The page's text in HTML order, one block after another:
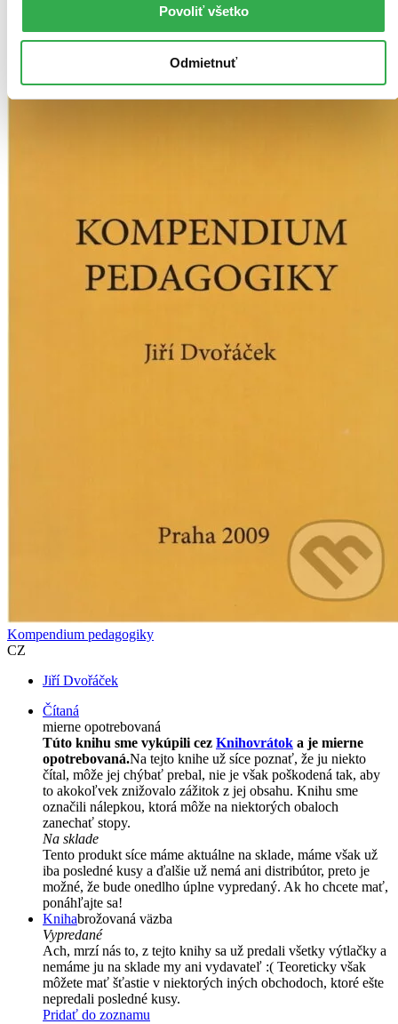
Povoliť všetko
Odmietnuť
nemáme ju na sklade my ani vydavateľ :( Teoreticky však
nepredali posledné kusy.
Kompendium pedagogiky
CZ
Jiří Dvořáček
Čítaná
mierne opotrebovaná
Túto knihu sme vykúpili cez Knihovrátok a je mierne
opotrebovaná.Na tejto knihe už síce poznať, že ju niekto
čítal, môže jej chýbať prebal, nie je však poškodená tak, aby
to akokoľvek znižovalo zážitok z jej obsahu. Knihu sme
označili nálepkou, ktorá môže na niektorých obaloch
zanechať stopy.
Na sklade
Tento produkt síce máme aktuálne na sklade, máme však už
iba posledné kusy a ďalšie už nemá ani distribútor, preto je
možné, že bude onedlho úplne vypredaný. Ak ho chcete mať,
ponáhľajte sa!
Knihabrožovaná väzba
Vypredané
Ach, mrzí nás to, z tejto knihy sa už predali všetky výtlačky a
nemáme ju na sklade my ani vydavateľ :( Teoreticky však
môžete mať šťastie v niektorých iných obchodoch, ktoré ešte
nepredali posledné kusy.
Pridať do zoznamu